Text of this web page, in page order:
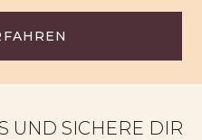
UND SICHERE DIR